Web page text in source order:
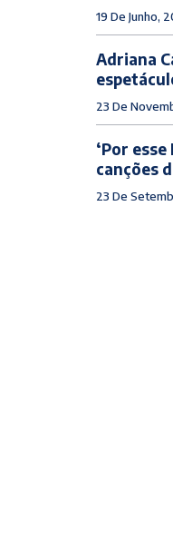
19 De Junho,
Adriana
23 De
‘Por
canções
23 De